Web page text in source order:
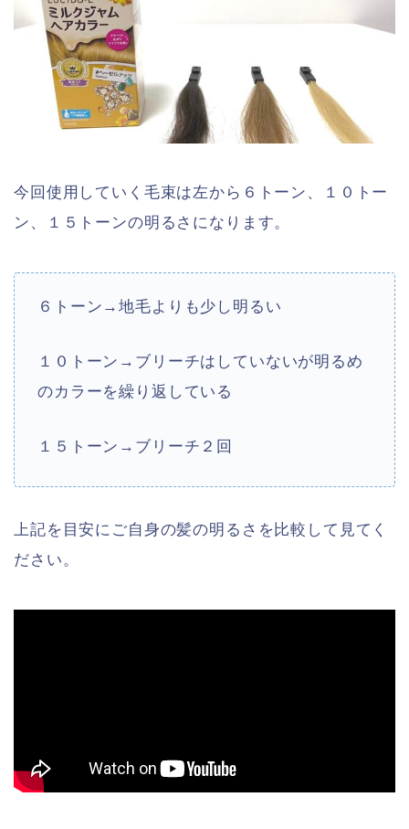
今回使用していく毛束は左から６トーン、１０トー
ン、１５トーンの明るさになります。
６トーン→地毛よりも少し明るい
１０トーン→ブリーチはしていないが明るめ
のカラーを繰り返している
１５トーン→ブリーチ２回
上記を目安にご自身の髪の明るさを比較して見てく
ださい。